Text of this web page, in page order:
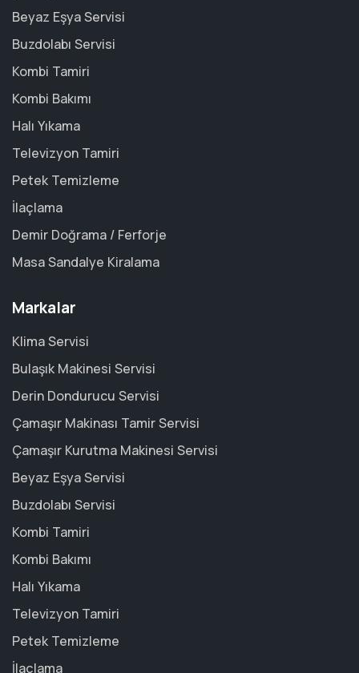
Beyaz Eşya Servisi
Buzdolabı Servisi
Kombi Tamiri
Kombi Bakımı
Halı Yıkama
Televizyon Tamiri
Petek Temizleme
İlaçlama
Demir Doğrama / Ferforje
Masa Sandalye Kiralama
Markalar
Klima Servisi
Bulaşık Makinesi Servisi
Derin Dondurucu Servisi
Çamaşır Makinası Tamir Servisi
Çamaşır Kurutma Makinesi Servisi
Beyaz Eşya Servisi
Buzdolabı Servisi
Kombi Tamiri
Kombi Bakımı
Halı Yıkama
Televizyon Tamiri
Petek Temizleme
İlaçlama